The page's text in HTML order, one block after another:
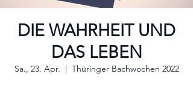
DIE WAHRHEIT UND
DAS LEBEN
Sa., 23. Apr.
  |
Thüringer Bachwochen 2022